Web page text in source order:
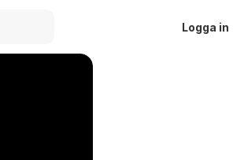
Logga in